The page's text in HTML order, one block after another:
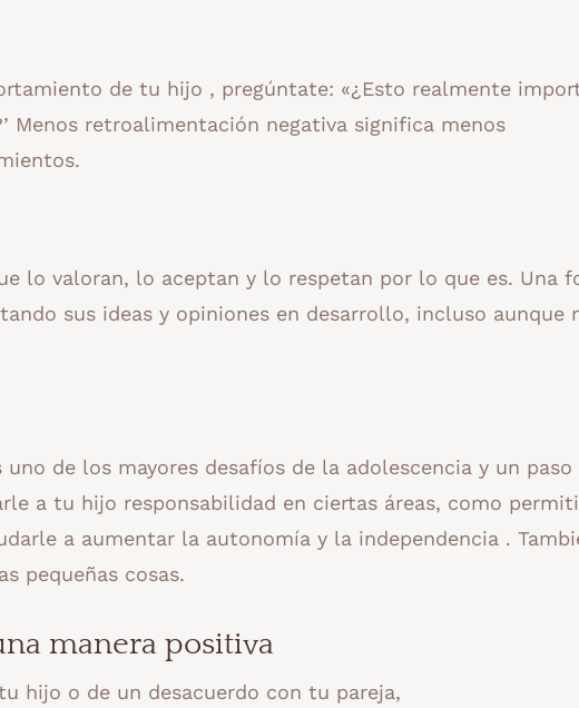
de tu hijo , pregúntate: «¿Esto realmente
Menos retroalimentación negativa significa menos
lo valoran, lo aceptan y lo respetan por lo que es. Una
sus ideas y opiniones en desarrollo, incluso aunque
de los mayores desafíos de la adolescencia y un paso
a tu hijo responsabilidad en ciertas áreas, como
a aumentar la autonomía y la independencia .
pequeñas cosas.
manera positiva
hijo o de un desacuerdo con tu pareja,